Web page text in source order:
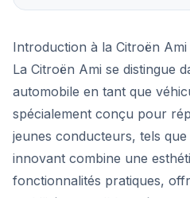
Introduction à la Citroën Ami
La Citroën Ami se distingue
automobile en tant que
spécialement conçu pour
jeunes conducteurs, tels
innovant combine une
fonctionnalités pratiques,